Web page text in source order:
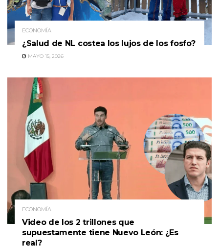
ECONOMÍA
¿Salud de NL costea los lujos de los fosfo?
MAYO 15, 2026
ECONOMÍA
Video de los 2 trillones que
supuestamente tiene Nuevo León: ¿Es
real?